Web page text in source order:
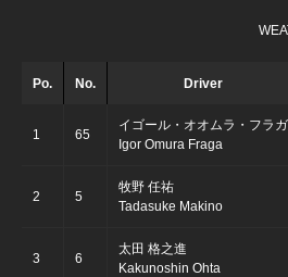
Po. No. Driver
1 65
イゴール・オオムラ・フラガ
Igor Omura Fraga
2 5
牧野 任祐
Tadasuke Makino
3 6
太田 格之進
Kakunoshin Ohta